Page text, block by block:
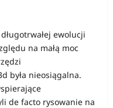
ewolucji
na małą moc
była nieosiągalna.
de facto rysowanie na